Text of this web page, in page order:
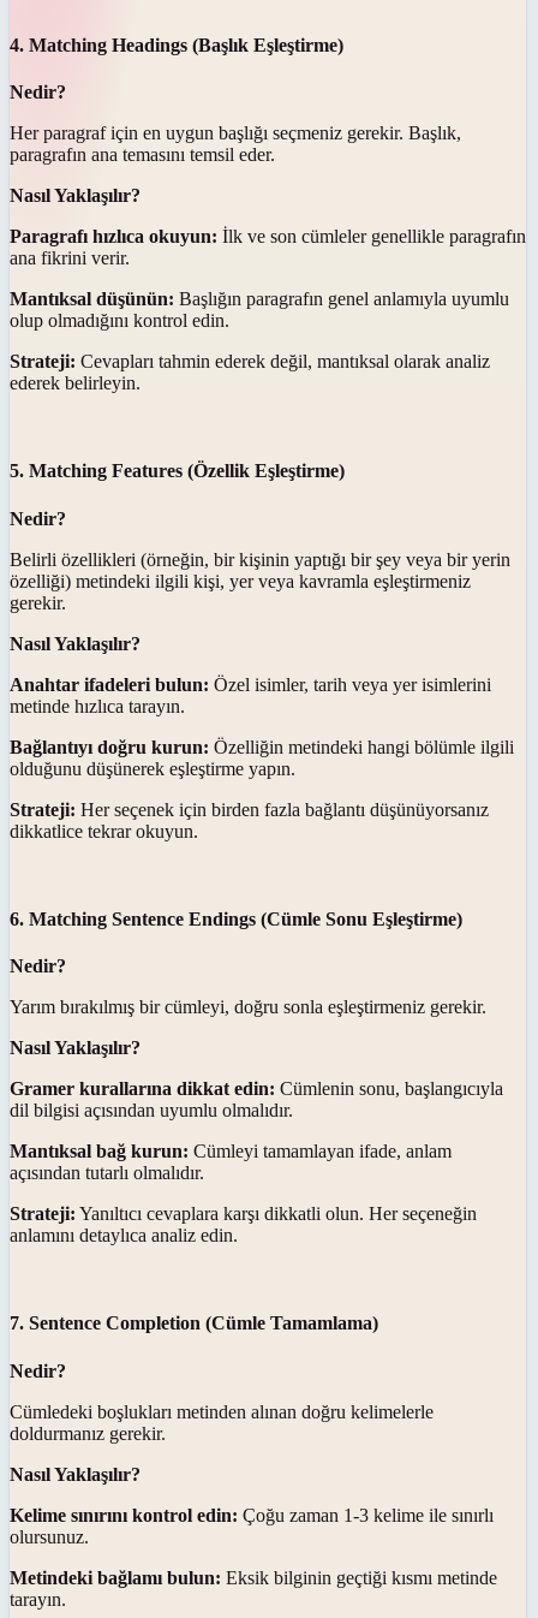
4. Matching Headings (Başlık Eşleştirme)
Nedir?
Her paragraf için en uygun başlığı seçmeniz gerekir. Başlık,
paragrafın ana temasını temsil eder.
Nasıl Yaklaşılır?
Paragrafı hızlıca okuyun: İlk ve son cümleler genellikle paragrafın
ana fikrini verir.
Mantıksal düşünün: Başlığın paragrafın genel anlamıyla uyumlu
olup olmadığını kontrol edin.
Strateji: Cevapları tahmin ederek değil, mantıksal olarak analiz
ederek belirleyin.
5. Matching Features (Özellik Eşleştirme)
Nedir?
Belirli özellikleri (örneğin, bir kişinin yaptığı bir şey veya bir yerin
özelliği) metindeki ilgili kişi, yer veya kavramla eşleştirmeniz
gerekir.
Nasıl Yaklaşılır?
Anahtar ifadeleri bulun: Özel isimler, tarih veya yer isimlerini
metinde hızlıca tarayın.
Bağlantıyı doğru kurun: Özelliğin metindeki hangi bölümle ilgili
olduğunu düşünerek eşleştirme yapın.
Strateji: Her seçenek için birden fazla bağlantı düşünüyorsanız
dikkatlice tekrar okuyun.
6. Matching Sentence Endings (Cümle Sonu Eşleştirme)
Nedir?
Yarım bırakılmış bir cümleyi, doğru sonla eşleştirmeniz gerekir.
Nasıl Yaklaşılır?
Gramer kurallarına dikkat edin: Cümlenin sonu, başlangıcıyla
dil bilgisi açısından uyumlu olmalıdır.
Mantıksal bağ kurun: Cümleyi tamamlayan ifade, anlam
açısından tutarlı olmalıdır.
Strateji: Yanıltıcı cevaplara karşı dikkatli olun. Her seçeneğin
anlamını detaylıca analiz edin.
7. Sentence Completion (Cümle Tamamlama)
Nedir?
Cümledeki boşlukları metinden alınan doğru kelimelerle
doldurmanız gerekir.
Nasıl Yaklaşılır?
Kelime sınırını kontrol edin: Çoğu zaman 1-3 kelime ile sınırlı
olursunuz.
Metindeki bağlamı bulun: Eksik bilginin geçtiği kısmı metinde
tarayın.